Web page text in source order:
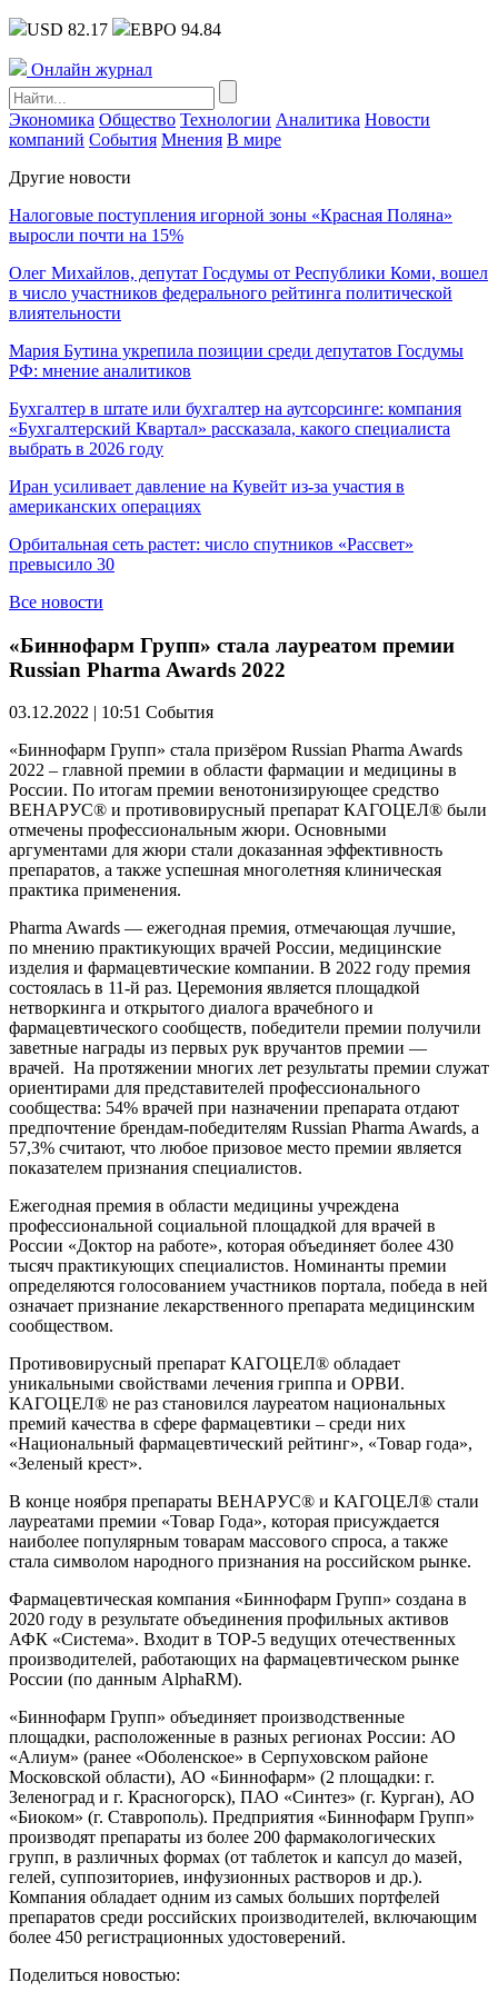
USD 82.17 ЕВРО 94.84
Онлайн журнал
Экономика Общество Технологии Аналитика Новости
компаний События Мнения В мире
Другие новости
Налоговые поступления игорной зоны «Красная Поляна»
выросли почти на 15%
Олег Михайлов, депутат Госдумы от Республики Коми, вошел
в число участников федерального рейтинга политической
влиятельности
Мария Бутина укрепила позиции среди депутатов Госдумы
РФ: мнение аналитиков
Бухгалтер в штате или бухгалтер на аутсорсинге: компания
«Бухгалтерский Квартал» рассказала, какого специалиста
выбрать в 2026 году
Иран усиливает давление на Кувейт из-за участия в
американских операциях
Орбитальная сеть растет: число спутников «Рассвет»
превысило 30
Все новости
«Биннофарм Групп» стала лауреатом премии
Russian Pharma Awards 2022
03.12.2022 | 10:51 События
«Биннофарм Групп» стала призёром Russian Pharma Awards
2022 – главной премии в области фармации и медицины в
России. По итогам премии венотонизирующее средство
ВЕНАРУС® и противовирусный препарат КАГОЦЕЛ® были
отмечены профессиональным жюри. Основными
аргументами для жюри стали доказанная эффективность
препаратов, а также успешная многолетняя клиническая
практика применения.
Pharma Awards — ежегодная премия, отмечающая лучшие,
по мнению практикующих врачей России, медицинские
изделия и фармацевтические компании. В 2022 году премия
состоялась в 11-й раз. Церемония является площадкой
нетворкинга и открытого диалога врачебного и
фармацевтического сообществ, победители премии получили
заветные награды из первых рук вручантов премии —
врачей. На протяжении многих лет результаты премии служат
ориентирами для представителей профессионального
сообщества: 54% врачей при назначении препарата отдают
предпочтение брендам-победителям Russian Pharma Awards, а
57,3% считают, что любое призовое место премии является
показателем признания специалистов.
Ежегодная премия в области медицины учреждена
профессиональной социальной площадкой для врачей в
России «Доктор на работе», которая объединяет более 430
тысяч практикующих специалистов. Номинанты премии
определяются голосованием участников портала, победа в ней
означает признание лекарственного препарата медицинским
сообществом.
Противовирусный препарат КАГОЦЕЛ® обладает
уникальными свойствами лечения гриппа и ОРВИ.
КАГОЦЕЛ® не раз становился лауреатом национальных
премий качества в сфере фармацевтики – среди них
«Национальный фармацевтический рейтинг», «Товар года»,
«Зеленый крест».
В конце ноября препараты ВЕНАРУС® и КАГОЦЕЛ® стали
лауреатами премии «Товар Года», которая присуждается
наиболее популярным товарам массового спроса, а также
стала символом народного признания на российском рынке.
Фармацевтическая компания «Биннофарм Групп» создана в
2020 году в результате объединения профильных активов
АФК «Система». Входит в ТОР-5 ведущих отечественных
производителей, работающих на фармацевтическом рынке
России (по данным AlphaRM).
«Биннофарм Групп» объединяет производственные
площадки, расположенные в разных регионах России: АО
«Алиум» (ранее «Оболенское» в Серпуховском районе
Московской области), АО «Биннофарм» (2 площадки: г.
Зеленоград и г. Красногорск), ПАО «Синтез» (г. Курган), АО
«Биоком» (г. Ставрополь). Предприятия «Биннофарм Групп»
производят препараты из более 200 фармакологических
групп, в различных формах (от таблеток и капсул до мазей,
гелей, суппозиториев, инфузионных растворов и др.).
Компания обладает одним из самых больших портфелей
препаратов среди российских производителей, включающим
более 450 регистрационных удостоверений.
Поделиться новостью: